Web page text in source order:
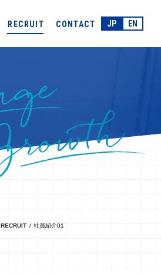
RECRUIT CONTACT JP EN
RECRUIT 社員紹介01